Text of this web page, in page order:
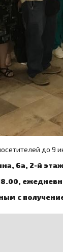
до 9
6а, 2-й
с